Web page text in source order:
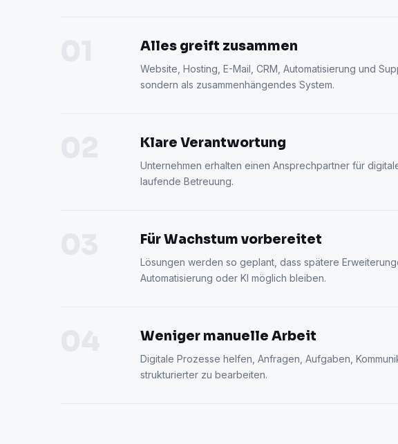
Alles greift zusammen
Website, Hosting, E-Mail, CRM, Automatisierung und
sondern als zusammenhängendes System.
Klare Verantwortung
Unternehmen erhalten einen Ansprechpartner für
laufende Betreuung.
Für Wachstum vorbereitet
Lösungen werden so geplant, dass spätere
Automatisierung oder KI möglich bleiben.
Weniger manuelle Arbeit
Digitale Prozesse helfen, Anfragen, Aufgaben,
strukturierter zu bearbeiten.